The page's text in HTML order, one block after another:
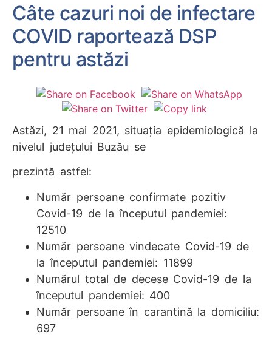
Câte cazuri noi de infectare
COVID raportează DSP
pentru astăzi
Astăzi, 21 mai 2021, situația epidemiologică la
nivelul județului Buzău se
prezintă astfel:
Număr persoane confirmate pozitiv
Covid-19 de la începutul pandemiei:
12510
Număr persoane vindecate Covid-19 de
la începutul pandemiei: 11899
Numărul total de decese Covid-19 de la
începutul pandemiei: 400
Număr persoane în carantină la domiciliu:
697